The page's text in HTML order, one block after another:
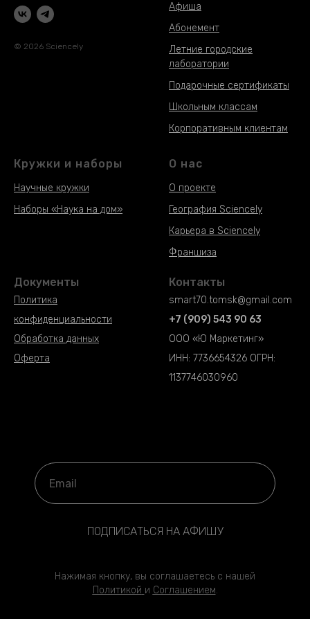
© 2026 Sciencely
Афиша
Абонемент
Летние городские
лаборатории
Подарочные сертификаты
Школьным классам
Корпоративным клиентам
Кружки и наборы
Научные кружки
Наборы «Наука на дом»
Документы
Политика
конфиденциальности
Обработка данных
Оферта
О нас
О проекте
География Sciencely
Карьера в Sciencely
Франшиза
Контакты
smart70.tomsk@gmail.com
+7 (909) 543 90 63
ООО «Ю Маркетинг»
ИНН: 7736654326 ОГРН:
1137746030960
ПОДПИСАТЬСЯ НА АФИШУ
Нажимая кнопку, вы соглашаетесь с нашей
Политикой и Соглашением.